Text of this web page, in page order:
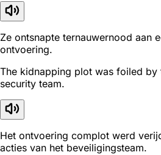
Ze ontsnapte ternauwernood aan
ontvoering.
The kidnapping plot was foiled
security team.
Het ontvoering complot werd
acties van het beveiligingsteam.